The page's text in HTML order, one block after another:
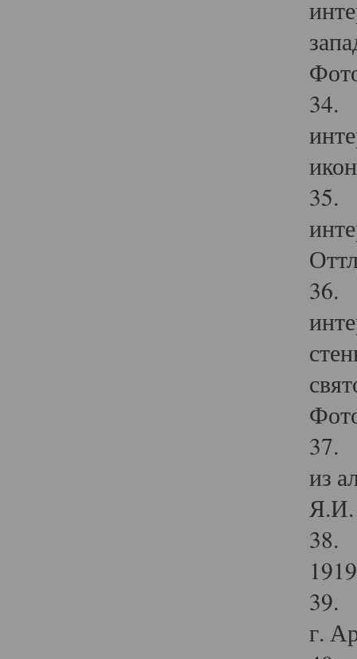
34.
35.
36.
37.
из
Я.И.
38.
39.
г.